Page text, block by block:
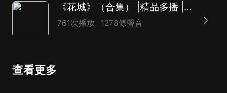
《花城》（合集） |精品多播 |名著美文
761次播放 1278條聲音
查看更多